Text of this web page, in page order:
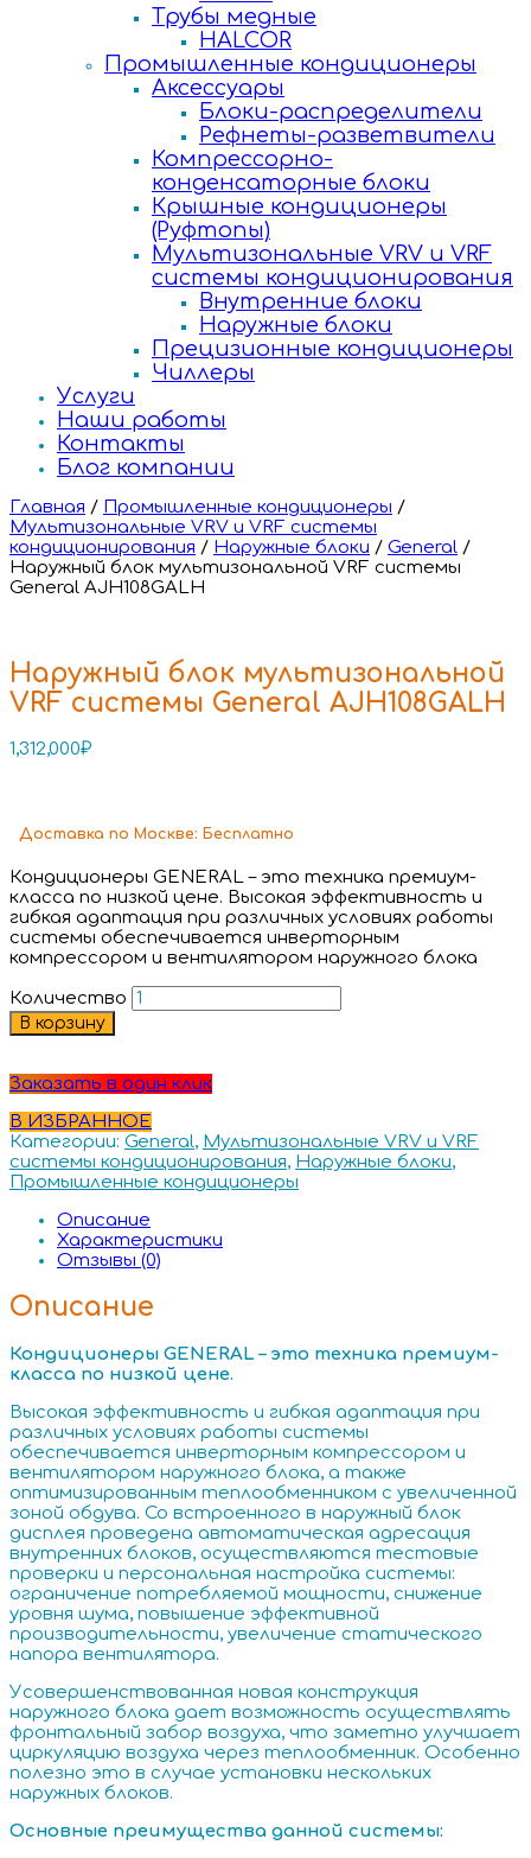
Трубы медные
HALCOR
Промышленные кондиционеры
Аксессуары
Блоки-распределители
Рефнеты-разветвители
Компрессорно-
конденсаторные блоки
Крышные кондиционеры
(Руфтопы)
Мультизональные VRV и VRF
системы кондиционирования
Внутренние блоки
Наружные блоки
Прецизионные кондиционеры
Чиллеры
Услуги
Наши работы
Контакты
Блог компании
Главная / Промышленные кондиционеры /
Мультизональные VRV и VRF системы
кондиционирования / Наружные блоки / General /
Наружный блок мультизональной VRF системы
General AJH108GALH
Наружный блок мультизональной
VRF системы General AJH108GALH
1,312,000₽
Доставка по Москве: Бесплатно
Кондиционеры GENERAL – это техника премиум-
класса по низкой цене. Высокая эффективность и
гибкая адаптация при различных условиях работы
системы обеспечивается инверторным
компрессором и вентилятором наружного блока
Количество
В корзину
Заказать в один клик
В ИЗБРАННОЕ
Категории: General, Мультизональные VRV и VRF
системы кондиционирования, Наружные блоки,
Промышленные кондиционеры
Описание
Характеристики
Отзывы (0)
Описание
Кондиционеры GENERAL – это техника премиум-
класса по низкой цене.
Высокая эффективность и гибкая адаптация при
различных условиях работы системы
обеспечивается инверторным компрессором и
вентилятором наружного блока, а также
оптимизированным теплообменником с увеличенной
зоной обдува. Со встроенного в наружный блок
дисплея проведена автоматическая адресация
внутренних блоков, осуществляются тестовые
проверки и персональная настройка системы:
ограничение потребляемой мощности, снижение
уровня шума, повышение эффективной
производительности, увеличение статического
напора вентилятора.
Усовершенствованная новая конструкция
наружного блока дает возможность осуществлять
фронтальный забор воздуха, что заметно улучшает
циркуляцию воздуха через теплообменник. Особенно
полезно это в случае установки нескольких
наружных блоков.
Основные преимущества данной системы: